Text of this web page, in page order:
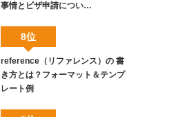
事情とビザ申請につい…
8位
reference（リファレンス）の 書
き方とは？フォーマット＆テンプ
レート例